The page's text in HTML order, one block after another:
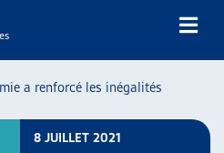
a renforcé les inégalités
8 JUILLET 2021